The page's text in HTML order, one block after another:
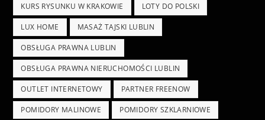
KURS RYSUNKU W KRAKOWIE LOTY DO POLSKI
LUX HOME MASAŻ TAJSKI LUBLIN
OBSŁUGA PRAWNA LUBLIN
OBSŁUGA PRAWNA NIERUCHOMOŚCI LUBLIN
OUTLET INTERNETOWY PARTNER FREENOW
POMIDORY MALINOWE POMIDORY SZKLARNIOWE